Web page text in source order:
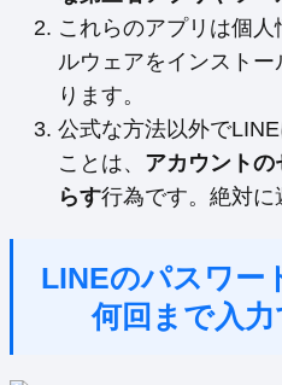
これらのアプリは個
ルウェアをインスト
ります。
公式な方法以外で
ことは、 アカウントの
らす行為です。絶対に
LINEのパスワー
何回まで入